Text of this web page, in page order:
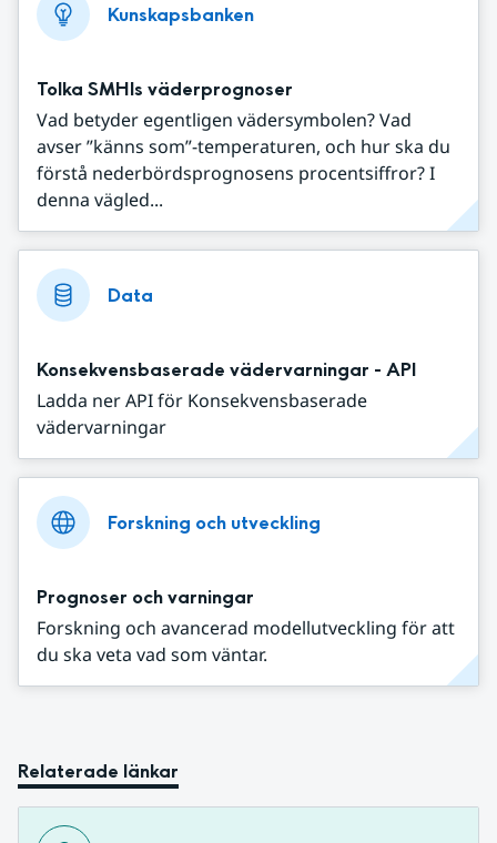
Kunskapsbanken
Tolka SMHIs väderprognoser
Vad betyder egentligen vädersymbolen? Vad
avser ”känns som”-temperaturen, och hur ska du
förstå nederbördsprognosens procentsiffror? I
denna vägled...
Data
Konsekvensbaserade vädervarningar - API
Ladda ner API för Konsekvensbaserade
vädervarningar
Forskning och utveckling
Prognoser och varningar
Forskning och avancerad modellutveckling för att
du ska veta vad som väntar.
Relaterade länkar